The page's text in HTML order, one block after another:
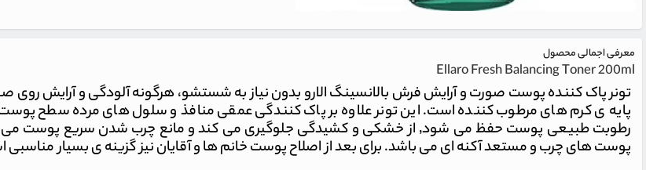
معرفی اجمالی محصول
Ellaro Fresh Balancing Toner 200ml
تونر پاک کننده پوست صورت و آرایش فرش بالانسینگ الارو بدون نیاز به شستشو، هرگونه آلودگی و آرایش
پایه ی کرم های مرطوب کننده است. این تونر علاوه بر پاک کنندگی عمقی منافذ و سلول های مرده سطح
پوست های چرب و مستعد آکنه ای می باشد. برای بعد از اصلاح پوست خانم ها و آقایان نیز گزینه ی بسیار